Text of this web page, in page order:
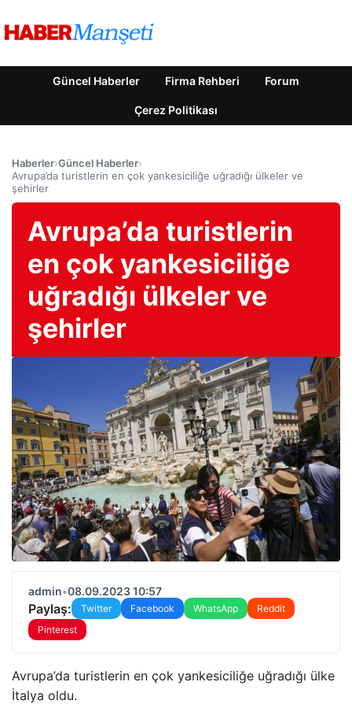
Güncel Haberler Firma Rehberi Forum
Çerez Politikası
Haberler›Güncel Haberler›
Avrupa’da turistlerin en çok yankesiciliğe uğradığı ülkeler ve
şehirler
Avrupa’da turistlerin
en çok yankesiciliğe
uğradığı ülkeler ve
şehirler
admin•08.09.2023 10:57
Paylaş: Twitter Facebook WhatsApp
Reddit
Pinterest
Avrupa’da turistlerin en çok yankesiciliğe uğradığı ülke
İtalya oldu.